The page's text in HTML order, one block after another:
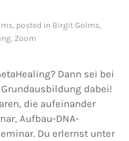
, posted in Birgit Golms,
, Zoom
Dann sei bei
dabei!
die aufeinander
Aufbau-DNA-
Du erlernst unter